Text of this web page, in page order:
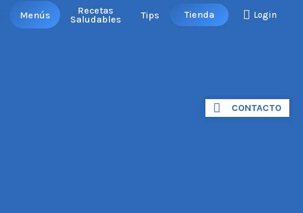
Menús Recetas
Saludables Tips Tienda Login
CONTACTO